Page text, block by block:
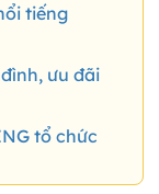
tiếng
ưu đãi
tổ chức